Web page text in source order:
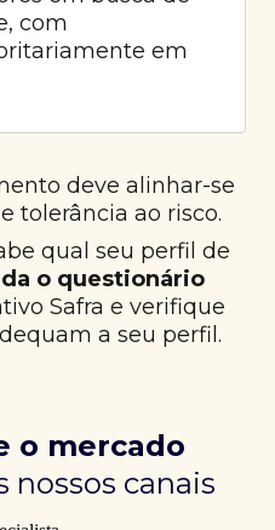
com
em
deve alinhar-se
tolerância ao risco.
qual seu perfil de
o questionário
Safra e verifique
a seu perfil.
o mercado
nossos canais